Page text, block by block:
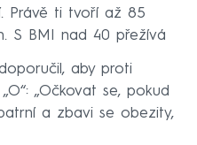
Právě ti tvoří až 85
S BMI nad 40 přežívá
aby proti
„Očkovat se, pokud
a zbavi se obezity,